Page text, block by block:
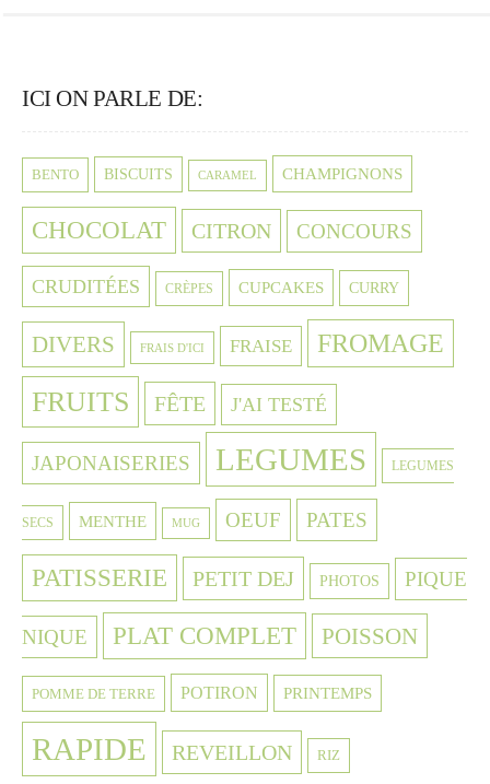
ICI ON PARLE DE:
BENTO BISCUITS CARAMEL CHAMPIGNONS
CHOCOLAT CITRON CONCOURS
CRUDITÉES CRÈPES CUPCAKES CURRY
DIVERS FRAIS D'ICI FRAISE FROMAGE
FRUITS FÊTE J'AI TESTÉ
JAPONAISERIES LEGUMES LEGUMES
SECS MENTHE MUG OEUF PATES
PATISSERIE PETIT DEJ PHOTOS PIQUE
NIQUE PLAT COMPLET POISSON
POMME DE TERRE POTIRON PRINTEMPS
RAPIDE REVEILLON RIZ